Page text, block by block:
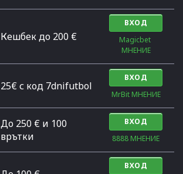
Кешбек до 200 €
ВХОД
Magicbet
МНЕНИЕ
25€ с код 7dnifutbol
ВХОД
MrBit МНЕНИЕ
До 250 € и 100
врътки
ВХОД
8888 МНЕНИЕ
ВХОД